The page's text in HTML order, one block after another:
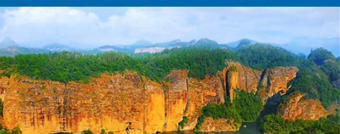
学科专业 合作交流 团学工作